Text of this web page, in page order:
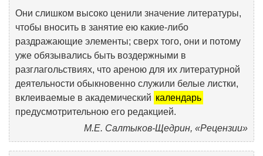
Они слишком высоко ценили значение литературы,
чтобы вносить в занятие ею какие-либо
раздражающие элементы; сверх того, они и потому
уже обязывались быть воздержными в
разглагольствиях, что ареною для их литературной
деятельности обыкновенно служили белые листки,
вклеиваемые в академический календарь
предусмотрительною его редакцией.
М.Е. Салтыков-Щедрин, «Рецензии»